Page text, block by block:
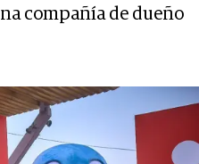
compañía de dueño